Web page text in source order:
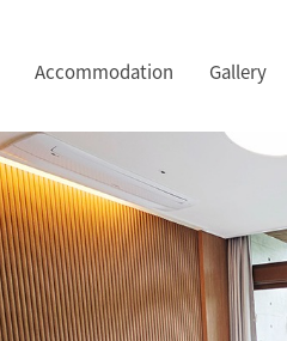
Accommodation Gallery